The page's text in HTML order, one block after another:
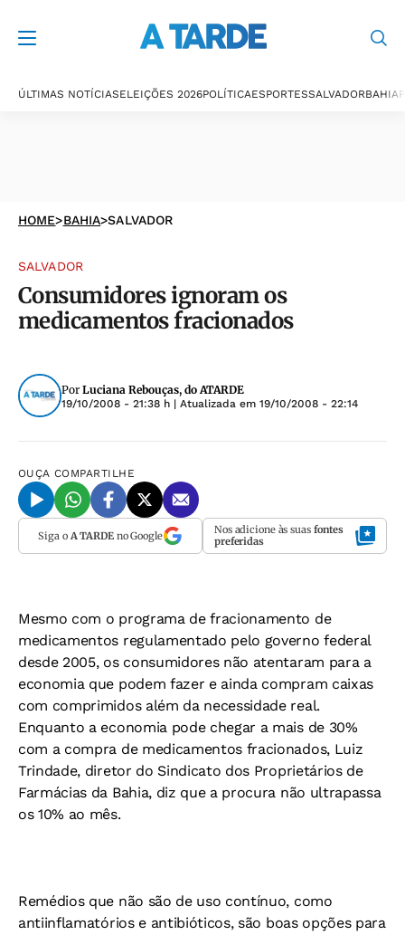
ÚLTIMAS NOTÍCIASELEIÇÕES 2026POLÍTICAESPORTESSALVADORBAHIA
HOME>BAHIA>SALVADOR
SALVADOR
Consumidores ignoram os
medicamentos fracionados
Por Luciana Rebouças, do ATARDE
19/10/2008 - 21:38 h | Atualizada em 19/10/2008 - 22:14
OUÇA COMPARTILHE
Siga o A TARDEno Google Nos adicione às suas fontes
preferidas
Mesmo com o programa de fracionamento de
medicamentos regulamentado pelo governo federal
desde 2005, os consumidores não atentaram para a
economia que podem fazer e ainda compram caixas
com comprimidos além da necessidade real.
Enquanto a economia pode chegar a mais de 30%
com a compra de medicamentos fracionados, Luiz
Trindade, diretor do Sindicato dos Proprietários de
Farmácias da Bahia, diz que a procura não ultrapassa
os 10% ao mês.
Remédios que não são de uso contínuo, como
antiinflamatórios e antibióticos, são boas opções para